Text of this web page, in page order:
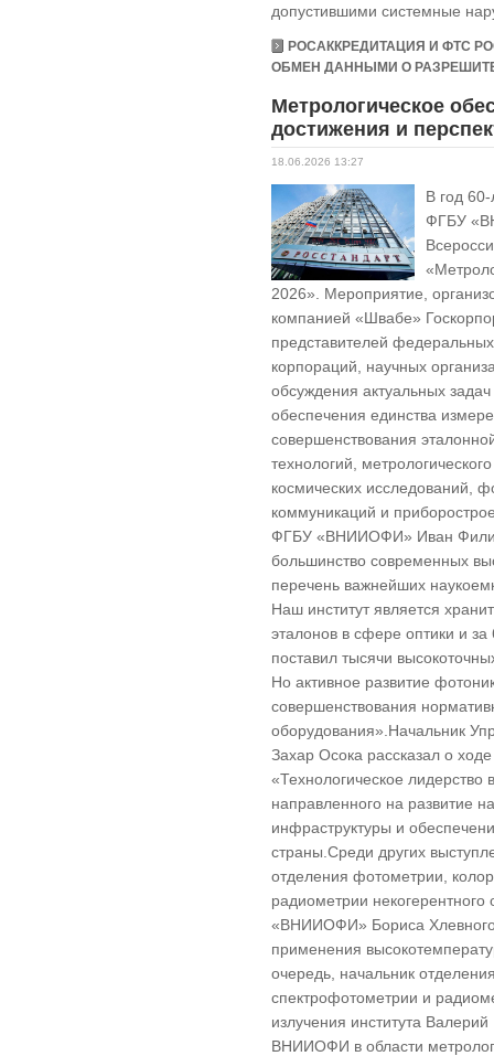
допустившими системные
РОСАККРЕДИТАЦИЯ И ФТС
ОБМЕН ДАННЫМИ О
Метрологическое
достижения и
18.06.2026 13:27
В год
ФГБУ
2026». Мероприятие,
компанией «Швабе»
представителей
корпораций, научных
обсуждения актуальных
обеспечения единства
совершенствования
технологий,
космических исследований,
коммуникаций и
ФГБУ «ВНИИОФИ» Иван
большинство современных
перечень важнейших
Наш институт является
эталонов в сфере оптики и
поставил тысячи
Но активное развитие
совершенствования
оборудования».Начальник
Захар Осока рассказал о
«Технологическое
направленного на развитие
инфраструктуры и
страны.Среди других
отделения фотометрии,
радиометрии
«ВНИИОФИ» Бориса
применения
очередь, начальник
спектрофотометрии и
излучения института
ВНИИОФИ в области